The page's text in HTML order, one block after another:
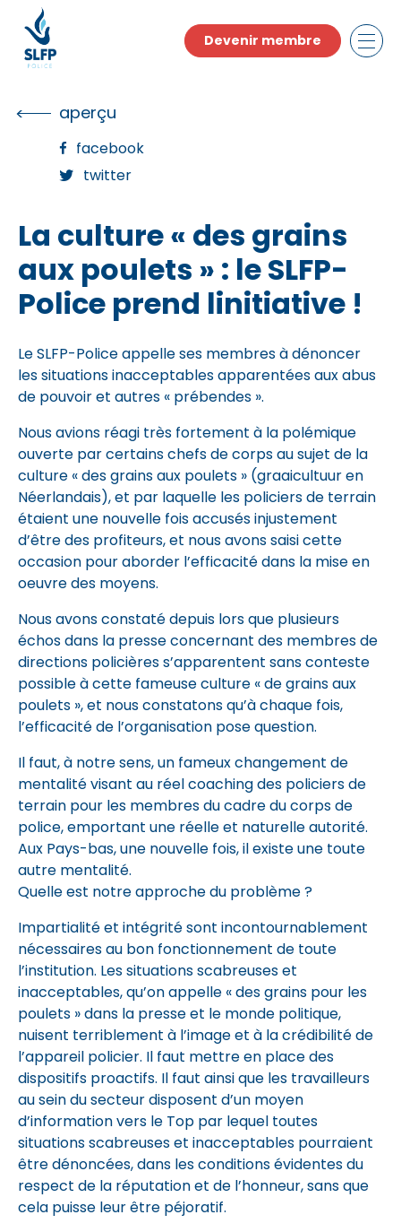
content
Devenir membre
aperçu
facebook
twitter
La culture « des grains
aux poulets » : le SLFP-
Police prend linitiative !
Le SLFP-Police appelle ses membres à dénoncer
les situations inacceptables apparentées aux abus
de pouvoir et autres « prébendes ».
Nous avions réagi très fortement à la polémique
ouverte par certains chefs de corps au sujet de la
culture « des grains aux poulets » (graaicultuur en
Néerlandais), et par laquelle les policiers de terrain
étaient une nouvelle fois accusés injustement
d’être des profiteurs, et nous avons saisi cette
occasion pour aborder l’efficacité dans la mise en
oeuvre des moyens.
Nous avons constaté depuis lors que plusieurs
échos dans la presse concernant des membres de
directions policières s’apparentent sans conteste
possible à cette fameuse culture « de grains aux
poulets », et nous constatons qu’à chaque fois,
l’efficacité de l’organisation pose question.
Il faut, à notre sens, un fameux changement de
mentalité visant au réel coaching des policiers de
terrain pour les membres du cadre du corps de
police, emportant une réelle et naturelle autorité.
Aux Pays-bas, une nouvelle fois, il existe une toute
autre mentalité.
Quelle est notre approche du problème ?
Impartialité et intégrité sont incontournablement
nécessaires au bon fonctionnement de toute
l’institution. Les situations scabreuses et
inacceptables, qu’on appelle « des grains pour les
poulets » dans la presse et le monde politique,
nuisent terriblement à l’image et à la crédibilité de
l’appareil policier. Il faut mettre en place des
dispositifs proactifs. Il faut ainsi que les travailleurs
au sein du secteur disposent d’un moyen
d’information vers le Top par lequel toutes
situations scabreuses et inacceptables pourraient
être dénoncées, dans les conditions évidentes du
respect de la réputation et de l’honneur, sans que
cela puisse leur être péjoratif.